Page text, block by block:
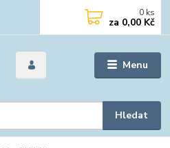
Menu
Hledat
0 ks
za 0,00 Kč